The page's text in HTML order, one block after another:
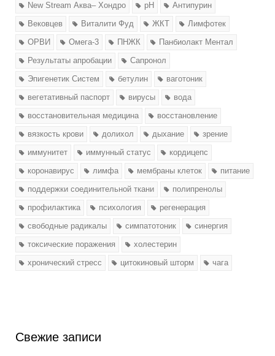
New Stream Аква– Хондро pH
Антипурин
Вековцев
Виталити Фуд ЖКТ
Лимфотек
ОРВИ
Омега-3 ПНЖК
Панбиолакт Ментал
Результаты апробации
Сапронол
Эпигенетик Систем
бетулин
ваготоник
вегетативный паспорт
вирусы
вода
восстановительная медицина
восстановление
вязкость крови
долихол дыхание
зрение
иммунитет
иммунный статус
кордицепс
коронавирус
лимфа мембраны клеток
питание
поддержки соединительной ткани
полипренолы
профилактика
психология
регенерация
свободные радикалы
симпатотоник
синергия
токсические поражения
холестерин
хронический стресс
цитокиновый шторм чага
Свежие записи